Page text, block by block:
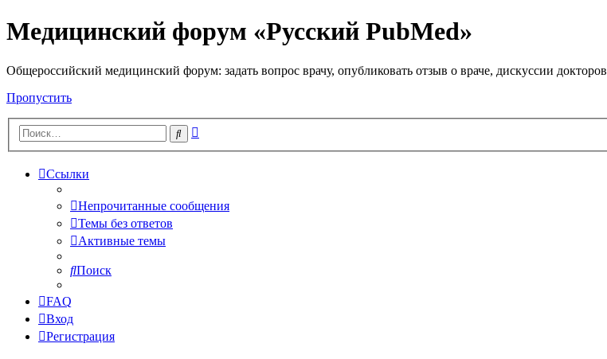
Медицинский форум «Русский PubMed»
Общероссийский медицинский форум: задать вопрос врачу, опубликовать отзыв о враче, дискуссии докторов
Пропустить
Поиск
Ссылки
Непрочитанные сообщения
Темы без ответов
Активные темы
Поиск
FAQ
Вход
Регистрация